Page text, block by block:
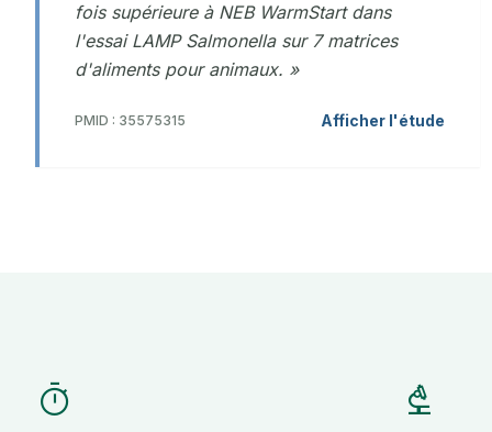
fois supérieure à NEB WarmStart dans
l'essai LAMP Salmonella sur 7 matrices
d'aliments pour animaux. »
PMID : 35575315 Afficher l'étude
timer biotech